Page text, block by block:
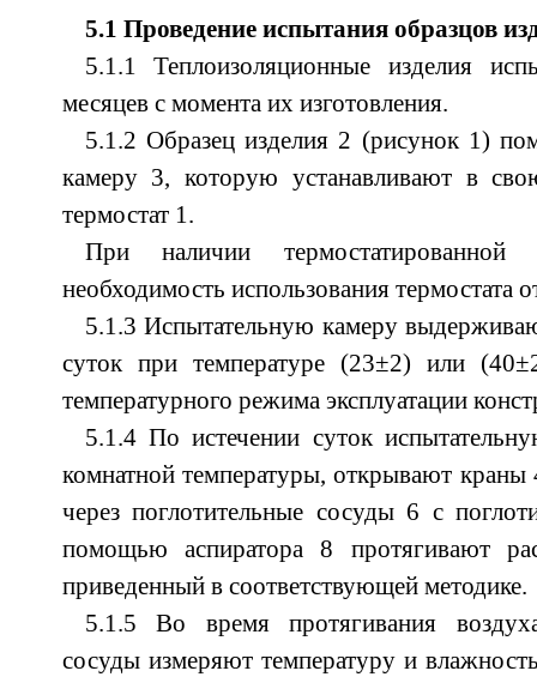
5.1 Проведение испытания образцов
5.1.1 Теплоизоляционные изделия
месяцев с момента их изготовления.
5.1.2 Образец изделия 2 (рисунок 1)
камеру 3, которую устанавливают в
термостат 1.
При наличии термостатированной
необходимость использования термостата
5.1.3 Испытательную камеру
суток при температуре (23±2) или
температурного режима эксплуатации
5.1.4 По истечении суток
комнатной температуры, открывают
через поглотительные сосуды 6 с
помощью аспиратора 8 протягивают
приведенный в соответствующей методике.
5.1.5 Во время протягивания
сосуды измеряют температуру и